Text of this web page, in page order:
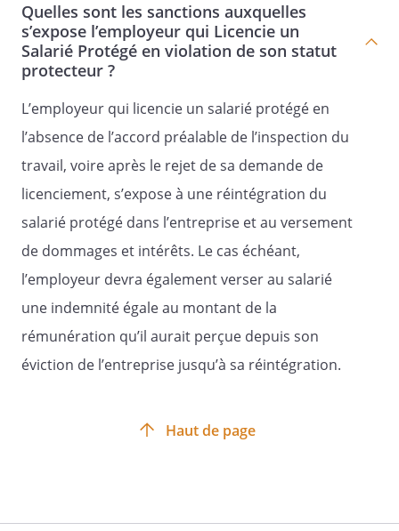
Quelles sont les sanctions auxquelles
s’expose l’employeur qui Licencie un
Salarié Protégé en violation de son statut
protecteur ?
L’employeur qui licencie un salarié protégé en
l’absence de l’accord préalable de l’inspection du
travail, voire après le rejet de sa demande de
licenciement, s’expose à une réintégration du
salarié protégé dans l’entreprise et au versement
de dommages et intérêts. Le cas échéant,
l’employeur devra également verser au salarié
une indemnité égale au montant de la
rémunération qu’il aurait perçue depuis son
éviction de l’entreprise jusqu’à sa réintégration.
Haut de page